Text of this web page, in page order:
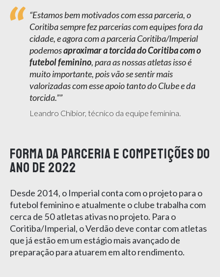
“Estamos bem motivados com essa parceria, o
Coritiba sempre fez parcerias com equipes fora da
cidade, e agora com a parceria Coritiba/Imperial
podemosaproximar a torcida do Coritiba com o
futebol feminino, para as nossas atletas isso é
muito importante, pois vão se sentir mais
valorizadas com esse apoio tanto do Clube e da
torcida.”
Leandro Chibior, técnico da equipe feminina.
Forma da parceria e competições do
ano de 2022
Desde 2014, o Imperial conta com o projeto para o
futebol feminino e atualmente o clube trabalha com
cerca de 50 atletas ativas no projeto. Para o
Coritiba/Imperial, o Verdão deve contar com atletas
que já estão em um estágio mais avançado de
preparação para atuarem em alto rendimento.